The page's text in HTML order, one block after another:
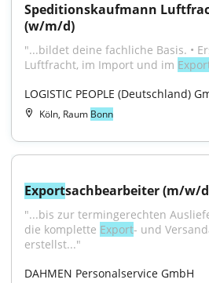
Speditionskaufmann
(w/m/d)
"...bildet deine fachliche Basis. •
Luftfracht, im Import und im
LOGISTIC PEOPLE (Deutschland)
Köln, Raum Bonn
Exportsachbearbeiter (m/w/
"...bis zur termingerechten
die komplette Export- und
erstellst..."
DAHMEN Personalservice GmbH